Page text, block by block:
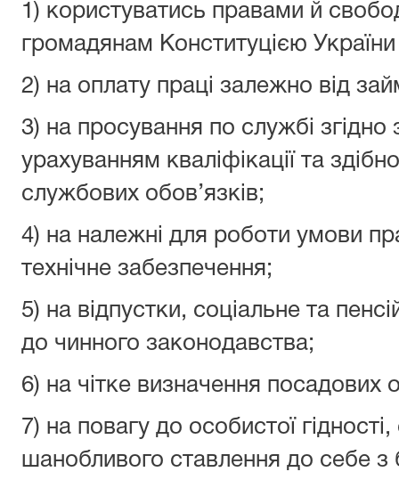
1) користуватись правами й
громадянам Конституцією
2) на оплату праці залежно від
3) на просування по службі
урахуванням кваліфікації та
службових обов’язків;
4) на належні для роботи умови
технічне забезпечення;
5) на відпустки, соціальне та
до чинного законодавства;
6) на чітке визначення посадових
7) на повагу до особистої
шанобливого ставлення до себе з